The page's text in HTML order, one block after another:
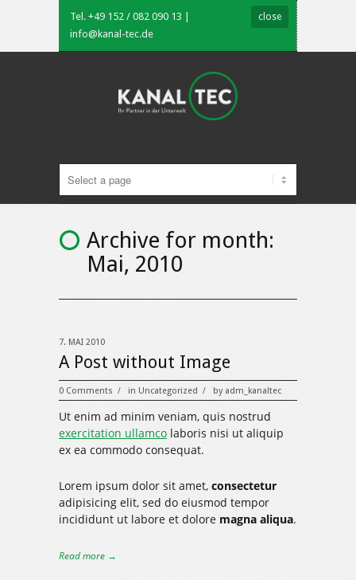
Tel. +49 152 / 082 090 13 |
info@kanal-tec.de
close
Archive for month:
Mai, 2010
A Post without Image
0 Comments / in Uncategorized / by adm_kanaltec
7. MAI 2010
Ut enim ad minim veniam, quis nostrud
exercitation ullamco laboris nisi ut aliquip
ex ea commodo consequat.
Lorem ipsum dolor sit amet, consectetur
adipisicing elit, sed do eiusmod tempor
incididunt ut labore et dolore magna aliqua.
Read more →